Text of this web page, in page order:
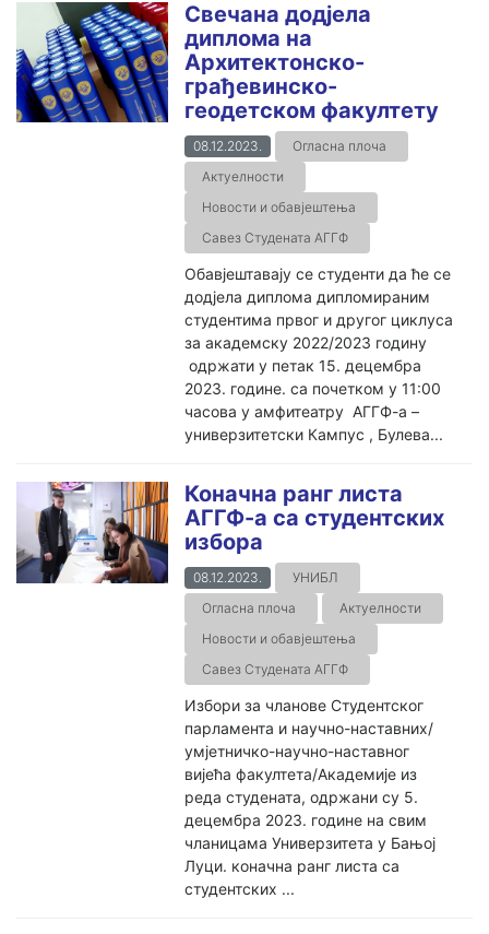
Свечана додјела
диплома на
Архитектонско-
грађевинско-
геодетском факултету
08.12.2023.
Огласна плоча
Актуелности
Новости и обавјештења
Савез Студената АГГФ
Обавјештавају се студенти да ће се
додјела диплома дипломираним
студентима првог и другог циклуса
за академску 2022/2023 годину
одржати у петак 15. децембра
2023. године. са почетком у 11:00
часова у амфитеатру АГГФ-а –
универзитетски Кампус , Булева...
Коначна ранг листа
АГГФ-а са студентских
избора
08.12.2023.
УНИБЛ
Огласна плоча
Актуелности
Новости и обавјештења
Савез Студената АГГФ
Избори за чланове Студентског
парламента и научно-наставних/
умјетничко-научно-наставног
вијећа факултета/Академије из
реда студената, одржани су 5.
децембра 2023. године на свим
чланицама Универзитета у Бањој
Луци. коначна ранг листа са
студентских ...